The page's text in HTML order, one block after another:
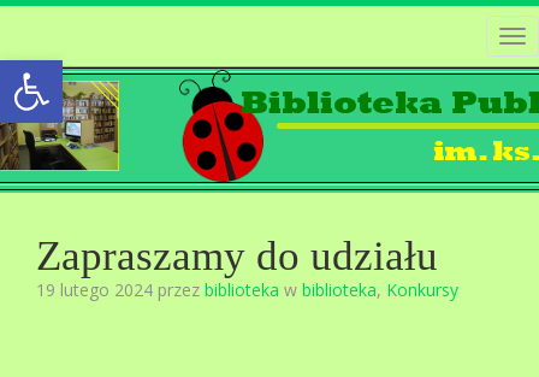
Open toolbar
Zapraszamy do udziału
19 lutego 2024 przez biblioteka w biblioteka, Konkursy